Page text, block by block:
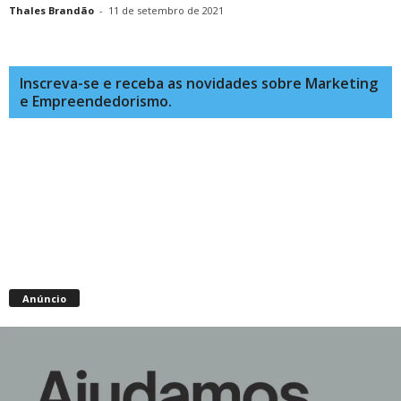
Thales Brandão - 11 de setembro de 2021
Inscreva-se e receba as novidades sobre Marketing
e Empreendedorismo.
Anúncio